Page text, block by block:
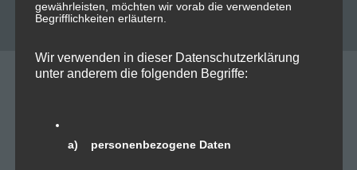
wartung.
gewährleisten, möchten wir vorab die verwendeten
Begrifflichkeiten erläutern.
Wir verwenden in dieser Datenschutzerklärung
unter anderem die folgenden Begriffe:
a) personenbezogene Daten